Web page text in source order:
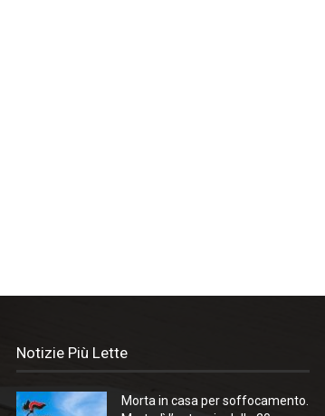
Notizie Più Lette
Morta in casa per soffocamento.